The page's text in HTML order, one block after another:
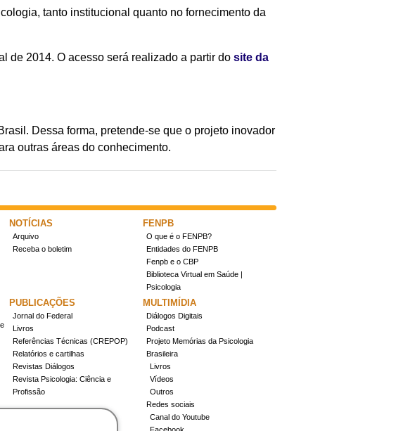
tanto institucional quanto no fornecimento da
de 2014. O acesso será realizado a partir do site da
Dessa forma, pretende-se que o projeto inovador
outras áreas do conhecimento.
NOTÍCIAS
Arquivo
Receba o boletim
FENPB
O que é o FENPB?
Entidades do FENPB
Fenpb e o CBP
Biblioteca Virtual em Saúde |
Psicologia
PUBLICAÇÕES
Jornal do Federal
Livros
Referências Técnicas (CREPOP)
Relatórios e cartilhas
Revistas Diálogos
Revista Psicologia: Ciência e
Profissão
MULTIMÍDIA
Diálogos Digitais
Podcast
Projeto Memórias da Psicologia
Brasileira
Livros
Vídeos
Outros
Redes sociais
Canal do Youtube